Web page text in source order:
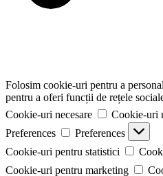
Folosim cookie-uri pentru a
pentru a oferi funcții de rețele
Cookie-uri necesare
Cookie-uri
Preferences
Preferences
Cookie-uri pentru statistici
Cookie-uri pentru marketing